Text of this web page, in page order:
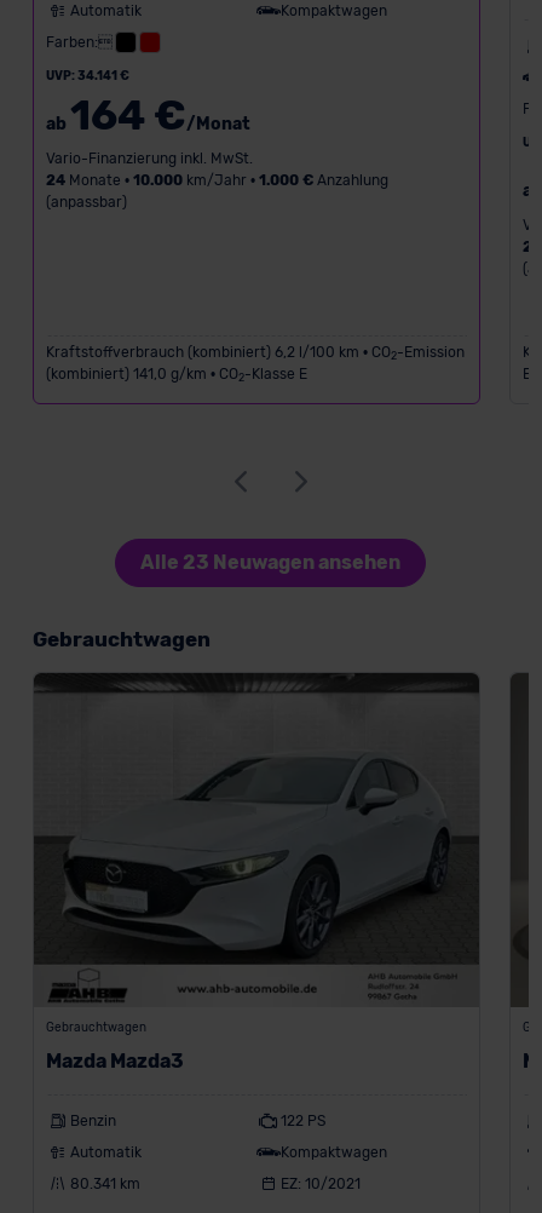
Automatik
Kompaktwagen
Farben:
UVP: 34.141 €
ab 164 €/Monat
Vario-Finanzierung inkl. MwSt.
24Monate • 10.000km/Jahr • 1.000 €Anzahlung
(anpassbar)
Kraftstoffverbrauch (kombiniert) 6,2 l/100 km • CO 2-Emission
(kombiniert) 141,0 g/km • CO 2-Klasse E
24
Alle 23 Neuwagen ansehen
Gebrauchtwagen
Gebrauchtwagen
Mazda Mazda3
Benzin
122 PS
Automatik
Kompaktwagen
80.341 km
EZ: 10/2021